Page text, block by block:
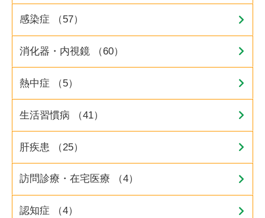
感染症 （57）
消化器・内視鏡 （60）
熱中症 （5）
生活習慣病 （41）
肝疾患 （25）
訪問診療・在宅医療 （4）
認知症 （4）